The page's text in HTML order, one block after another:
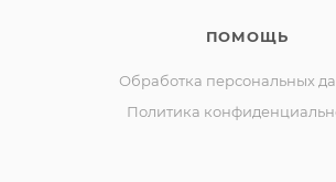
ПОМОЩЬ
Обработка персональных
Политика